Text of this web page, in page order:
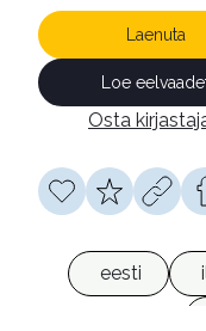
Laenuta
Loe
Osta
eesti